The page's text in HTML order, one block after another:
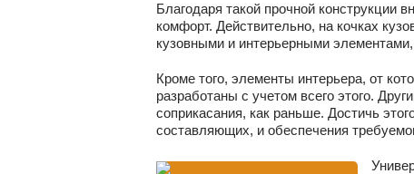
Благодаря такой прочной конструкции
комфорт. Действительно, на кочках
кузовными и интерьерными
Кроме того, элементы интерьера, от
разработаны с учетом всего этого.
соприкасания, как раньше. Достичь
составляющих, и обеспечения